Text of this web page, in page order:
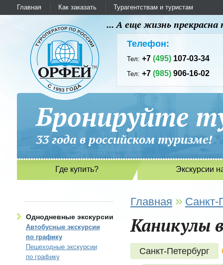
Главная Как заказать Турагентствам и туристам
... А еще жизнь
Телефон:
Тел:+7(495) 107-03-34
Тел:+7(985) 906-16-02
Бронируйте
33 года в российском
Где купить? Экскурсии
Однодневные экскурсии
Автобусные экскурсии
по графику
Пешеходные экскурсии
по графику
Главная » Санкт-
Каникулы
Санкт-Петербург